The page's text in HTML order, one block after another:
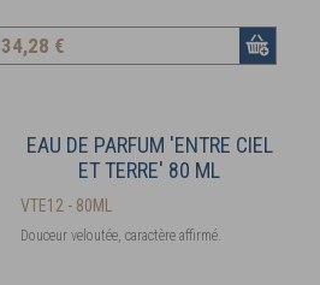
34,28 €
EAU DE PARFUM 'ENTRE CIEL
ET TERRE' 80 ML
VTE12 - 80ML
Douceur veloutée, caractère affirmé.